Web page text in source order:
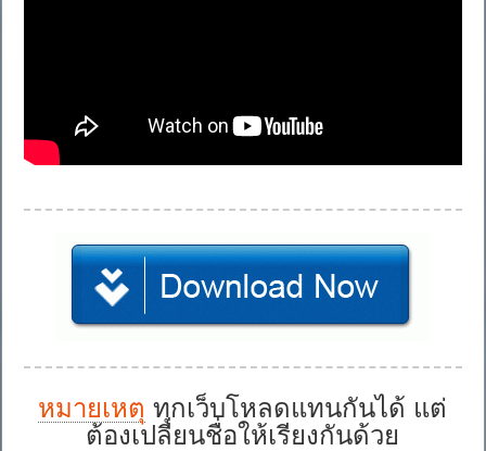
หมายเหตุ ทุกเว็บโหลดแทนกันได้ แต่
ต้องเปลี่ยนชื่อให้เรียงกันด้วย